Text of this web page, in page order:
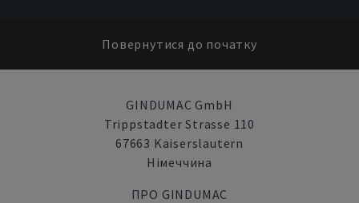
Повернутися до початку
GINDUMAC GmbH
Trippstadter Strasse 110
67663 Kaiserslautern
Німеччина
ПРО GINDUMAC